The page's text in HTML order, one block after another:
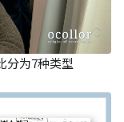
分为7种类型